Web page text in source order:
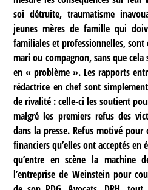
soi détruite, traumatisme
jeunes mères de famille qui
familiales et professionnelles,
mari ou compagnon, sans que
en « problème ». Les rapports
rédactrice en chef sont
de rivalité : celle-ci les soutient
malgré les premiers refus des
dans la presse. Refus motivé pour
financiers qu’elles ont acceptés en
qu’entre en scène la machine
l’entreprise de Weinstein pour